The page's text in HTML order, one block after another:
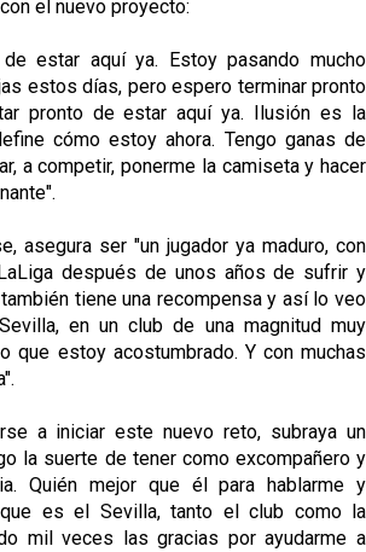
el nuevo proyecto:
estar aquí ya. Estoy pasando mucho
estos días, pero espero terminar pronto
pronto de estar aquí ya. Ilusión es la
cómo estoy ahora. Tengo ganas de
a competir, ponerme la camiseta y hacer
asegura ser "un jugador ya maduro, con
después de unos años de sufrir y
tiene una recompensa y así lo veo
en un club de una magnitud muy
que estoy acostumbrado. Y con muchas
a iniciar este nuevo reto, subraya un
la suerte de tener como excompañero y
Quién mejor que él para hablarme y
es el Sevilla, tanto el club como la
mil veces las gracias por ayudarme a